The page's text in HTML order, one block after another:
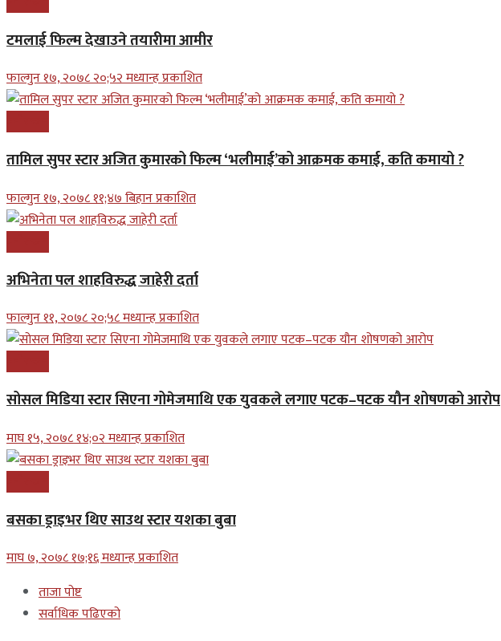
टमलाई फिल्म देखाउने तयारीमा आमीर
फाल्गुन १७, २०७८ २०;५२ मध्यान्ह प्रकाशित
तामिल सुपर स्टार अजित कुमारको फिल्म ‘भलीमाई’को आक्रमक कमाई, कति कमायो ?
फाल्गुन १७, २०७८ ११;४७ बिहान प्रकाशित
अभिनेता पल शाहविरुद्ध जाहेरी दर्ता
फाल्गुन ११, २०७८ २०;५८ मध्यान्ह प्रकाशित
सोसल मिडिया स्टार सिएना गोमेजमाथि एक युवकले लगाए पटक–पटक यौन शोषणको आरोप
माघ १५, २०७८ १४;०२ मध्यान्ह प्रकाशित
बसका ड्राइभर थिए साउथ स्टार यशका बुबा
माघ ७, २०७८ १७;१६ मध्यान्ह प्रकाशित
ताजा पोष्ट
सर्वाधिक पढिएको